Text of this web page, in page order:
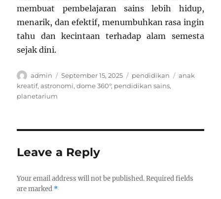
membuat pembelajaran sains lebih hidup,
menarik, dan efektif, menumbuhkan rasa ingin
tahu dan kecintaan terhadap alam semesta
sejak dini.
Author
admin
Posted
on
September 15, 2025 Categories
pendidikan Tags
anak
kreatif,astronomi,dome 360°, pendidikan sains,
planetarium
Leave a Reply
Your email address will not be published. Required fields
are marked *